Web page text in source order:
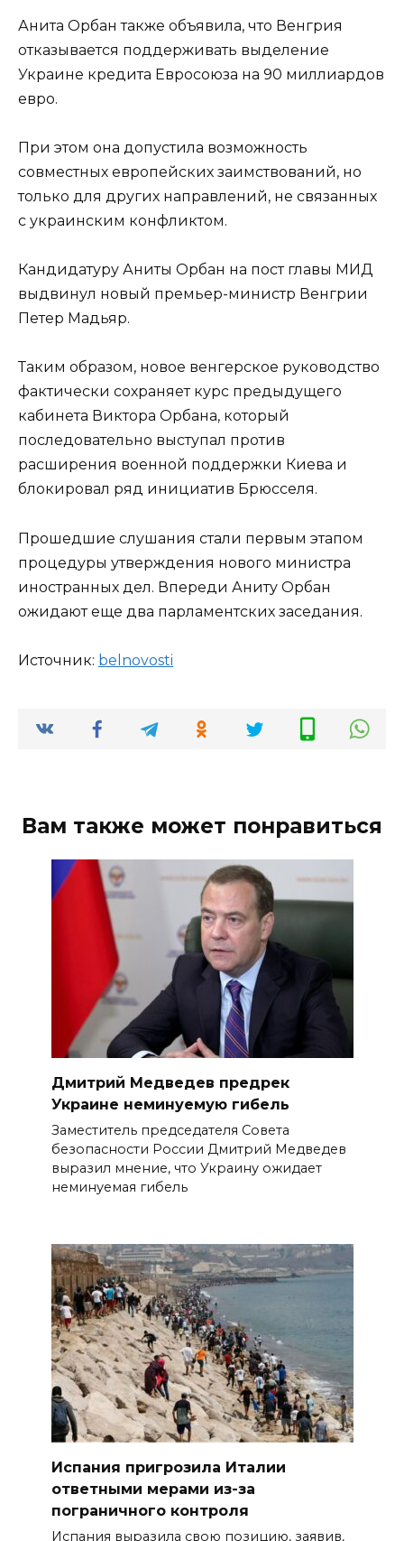
Анита Орбан также объявила, что Венгрия
отказывается поддерживать выделение
Украине кредита Евросоюза на 90 миллиардов
евро.
При этом она допустила возможность
совместных европейских заимствований, но
только для других направлений, не связанных
с украинским конфликтом.
Кандидатуру Аниты Орбан на пост главы МИД
выдвинул новый премьер-министр Венгрии
Петер Мадьяр.
Таким образом, новое венгерское руководство
фактически сохраняет курс предыдущего
кабинета Виктора Орбана, который
последовательно выступал против
расширения военной поддержки Киева и
блокировал ряд инициатив Брюсселя.
Прошедшие слушания стали первым этапом
процедуры утверждения нового министра
иностранных дел. Впереди Аниту Орбан
ожидают еще два парламентских заседания.
Источник: bel­novosti
Вам также может понравиться
Дмитрий Медведев предрек
Украине неминуемую гибель
Заместитель председателя Совета
безопасности России Дмитрий Медведев
выразил мнение, что Украину ожидает
неминуемая гибель
Испания пригрозила Италии
ответными мерами из-за
пограничного контроля
Испания выразила свою позицию, заявив,